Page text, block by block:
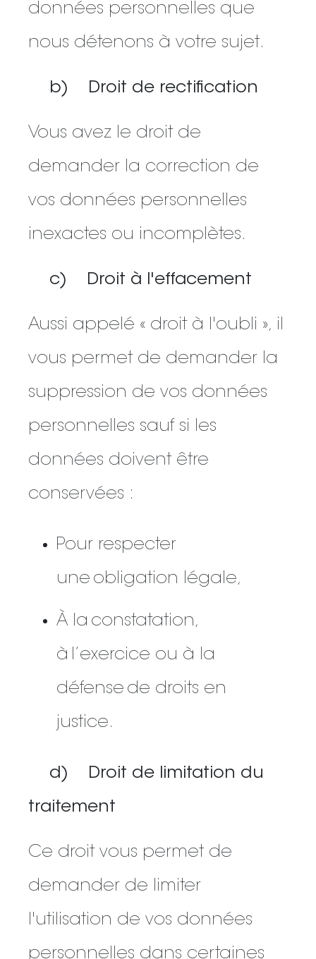
données personnelles que
nous détenons à votre sujet.
b) Droit de rectification
Vous avez le droit de
demander la correction de
vos données personnelles
inexactes ou incomplètes.
c) Droit à l'effacement
Aussi appelé « droit à l'oubli », il
vous permet de demander la
suppression de vos données
personnelles sauf si les
données doivent être
conservées :
Pour respecter
une obligation légale,
À la constatation,
à l’exercice ou à la
défense de droits en
justice.
d) Droit de limitation du
traitement
Ce droit vous permet de
demander de limiter
l'utilisation de vos données
personnelles dans certaines